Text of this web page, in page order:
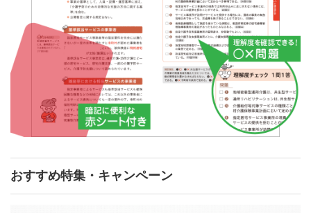
おすすめ特集・キャンペーン